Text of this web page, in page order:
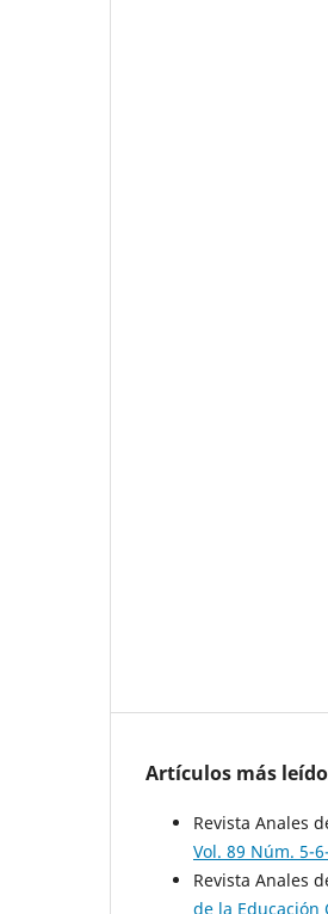
Artículos más
Revista Anales
Vol. 89 Núm. 5-
Revista Anales
de la Educación